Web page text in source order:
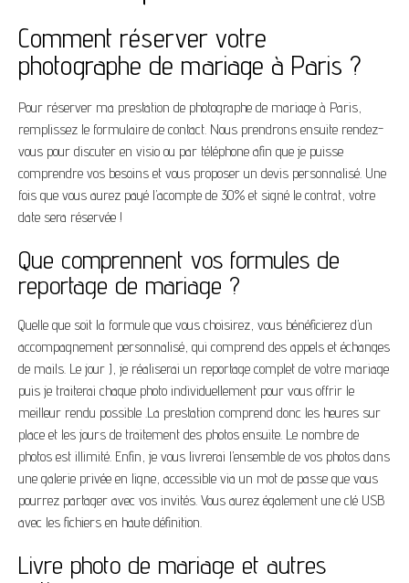
Comment réserver votre
photographe de mariage à Paris ?
Pour réserver ma prestation de photographe de mariage à Paris,
remplissez le formulaire de contact. Nous prendrons ensuite rendez-
vous pour discuter en visio ou par téléphone afin que je puisse
comprendre vos besoins et vous proposer un devis personnalisé. Une
fois que vous aurez payé l’acompte de 30% et signé le contrat, votre
date sera réservée !
Que comprennent vos formules de
reportage de mariage ?
Quelle que soit la formule que vous choisirez, vous bénéficierez d’un
accompagnement personnalisé, qui comprend des appels et échanges
de mails. Le jour J, je réaliserai un reportage complet de votre mariage
puis je traiterai chaque photo individuellement pour vous offrir le
meilleur rendu possible .La prestation comprend donc les heures sur
place et les jours de traitement des photos ensuite. Le nombre de
photos est illimité. Enfin, je vous livrerai l’ensemble de vos photos dans
une galerie privée en ligne, accessible via un mot de passe que vous
pourrez partager avec vos invités. Vous aurez également une clé USB
avec les fichiers en haute définition.
Livre photo de mariage et autres